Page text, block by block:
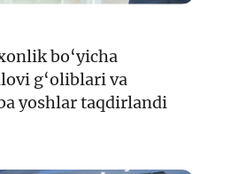
bo‘yicha
g‘oliblari va
yoshlar taqdirlandi